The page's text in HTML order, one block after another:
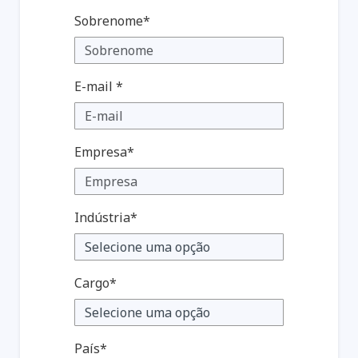
Sobrenome*
E-mail *
Empresa*
Indústria*
Cargo*
País*